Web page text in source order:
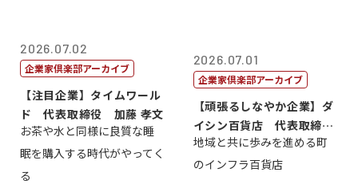
2026.07.02
企業家倶楽部アーカイブ
【注目企業】タイムワール
ド 代表取締役 加藤 孝文
お茶や水と同様に良質な睡
眠を購入する時代がやってく
る
2026.07.01
企業家倶楽部アーカイブ
【頑張るしなやか企業】ダ
イシン百貨店 代表取締役
社長 西山 ...
地域と共に歩みを進める町
のインフラ百貨店